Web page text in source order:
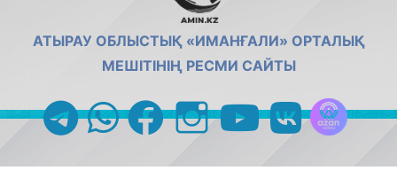
АТЫРАУ ОБЛЫСТЫҚ «ИМАНҒАЛИ» ОРТАЛЫҚ
МЕШІТІНІҢ РЕСМИ САЙТЫ
telegramwhatsappfacebookinstagramyoutubevk